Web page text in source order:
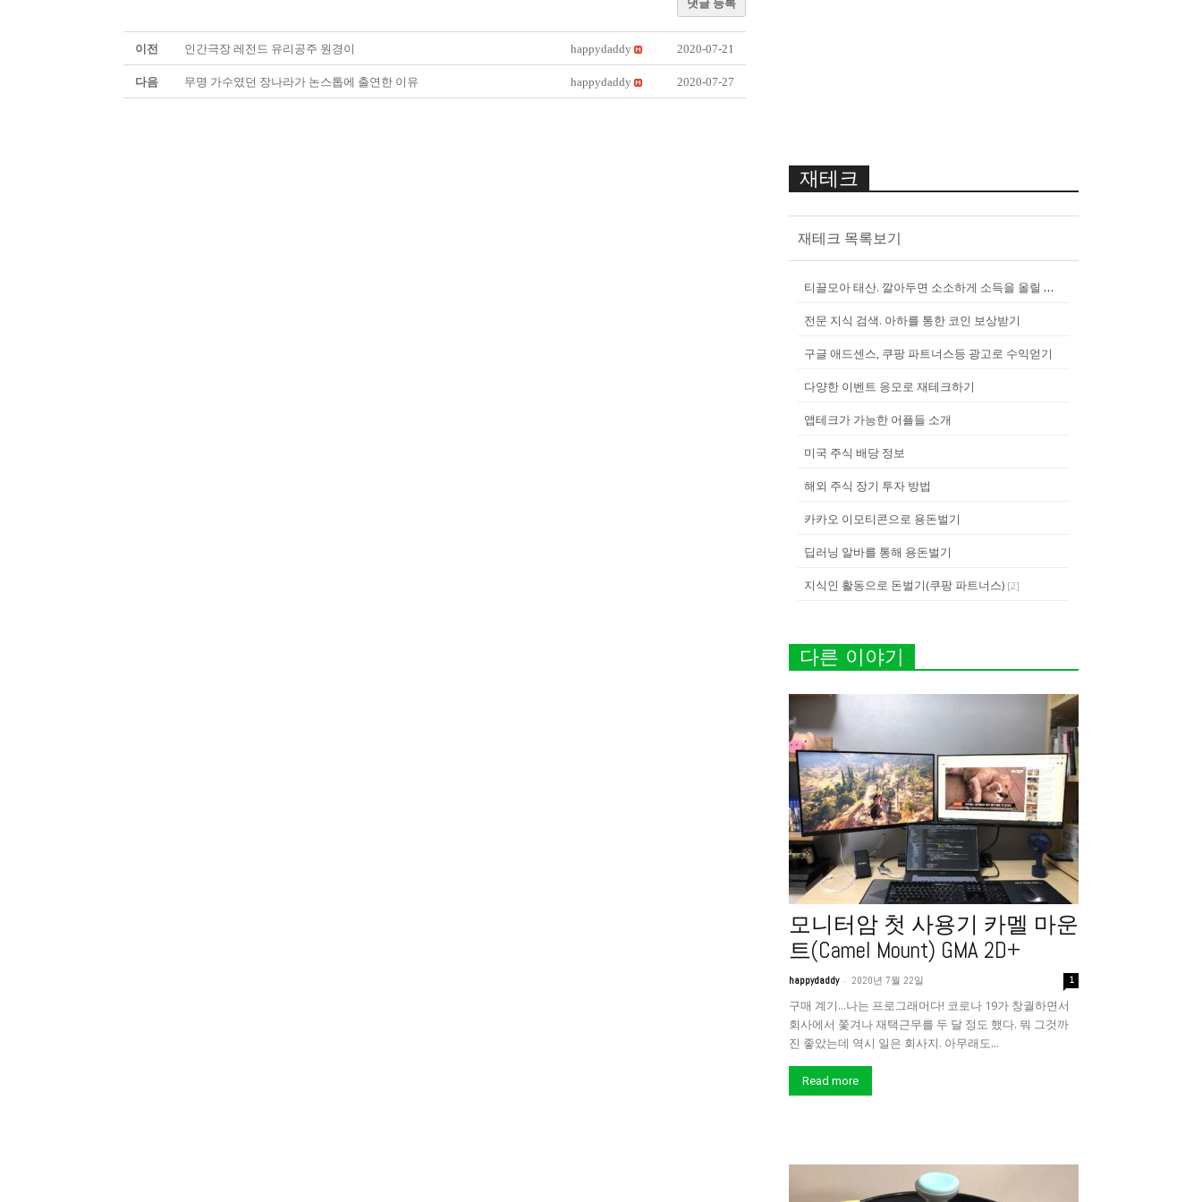
댓글 등록
이전 인간극장 레전드 유리공주 원경이 happydaddy 2020-07-21
다음 무명 가수였던 장나라가 논스톱에 출연한 이유 happydaddy 2020-07-27
재테크
재테크 목록보기
티끌모아 태산. 깔아두면 소소하게 소득을 올릴 수 있는 앱
전문 지식 검색. 아하를 통한 코인 보상받기
구글 애드센스, 쿠팡 파트너스등 광고로 수익얻기
다양한 이벤트 응모로 재테크하기
앱테크가 가능한 어플들 소개
미국 주식 배당 정보
해외 주식 장기 투자 방법
카카오 이모티콘으로 용돈벌기
딥러닝 알바를 통해 용돈벌기
지식인 활동으로 돈벌기(쿠팡 파트너스) [2]
다른 이야기
모니터암 첫 사용기 카멜 마운
트(Camel Mount) GMA 2D+
happydaddy - 2020년 7월 22일 1
구매 계기...나는 프로그래머다! 코로나 19가 창궐하면서
회사에서 쫓겨나 재택근무를 두 달 정도 했다. 뭐 그것까
진 좋았는데 역시 일은 회사지. 아무래도...
Read more